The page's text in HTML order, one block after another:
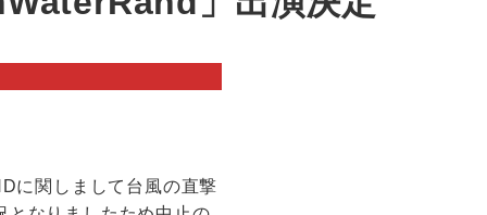
に関しまして台風の直撃